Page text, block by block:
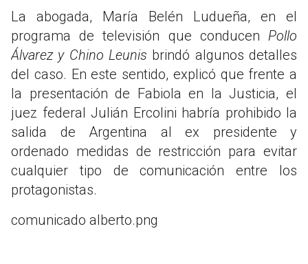
La abogada, María Belén Ludueña, en el
programa de televisión que conducen Pollo
Álvarez y Chino Leunis brindó algunos detalles
del caso. En este sentido, explicó que frente a
la presentación de Fabiola en la Justicia, el
juez federal Julián Ercolini habría prohibido la
salida de Argentina al ex presidente y
ordenado medidas de restricción para evitar
cualquier tipo de comunicación entre los
protagonistas.
comunicado alberto.png